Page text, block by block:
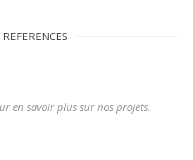
REFERENCES
en savoir plus sur nos projets.